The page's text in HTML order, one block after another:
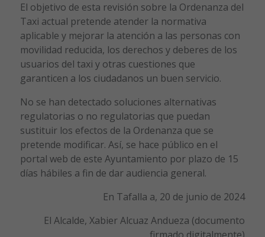
El objetivo de esta revisión sobre la Ordenanza del
Taxi actual pretende atender la normativa
aplicable y mejorar la atención a las personas con
movilidad reducida, los derechos y deberes de los
usuarios del taxi y otras cuestiones que
garanticen a los ciudadanos un buen servicio.
No se han detectado soluciones alternativas
regulatorias o no regulatorias que puedan
sustituir los efectos de la Ordenanza que se
pretende modificar. Así, se hace público en el
portal web de este Ayuntamiento por plazo de 15
días hábiles a fin de dar audiencia general.
En Tafalla a, 20 de junio de 2024
El Alcalde, Xabier Alcuaz Andueza (documento